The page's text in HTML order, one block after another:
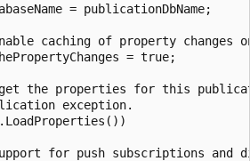
= publicationDbName;
caching of property changes
= true;
the properties for this
exception.
for push subscriptions and